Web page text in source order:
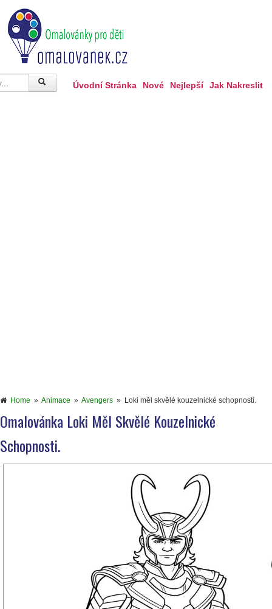
Úvodní Stránka Nové Nejlepší Jak Nakreslit
Home » Animace » Avengers » Loki měl skvělé kouzelnické schopnosti.
Omalovánka Loki Měl Skvělé Kouzelnické
Schopnosti.